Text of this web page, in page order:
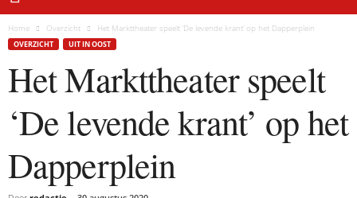
Home Overzicht Het Markttheater speelt ‘De levende krant’ op het Dapperplein
OVERZICHT UIT IN OOST
Het Markttheater speelt
‘De levende krant’ op het
Dapperplein